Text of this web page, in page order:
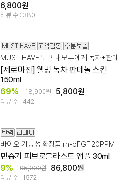
6,800원
리뷰 수 : 380
MUST HAVE 누구나 모두에게 녹차+판테놀+저/고분자 히알루론산 레시피
[제로마진] 웰빙 녹차 판테놀 스킨
150ml
69% 18,900원 5,800원
리뷰 수 : 442
바이오 기능성 화장품 rh-bFGF 20PPM
민중기 피브로블라스트 앰플 30ml
9% 95,000원 86,800원
리뷰 수 : 1572